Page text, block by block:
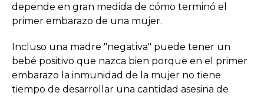
depende en gran medida de cómo terminó el
primer embarazo de una mujer.
Incluso una madre "negativa" puede tener un
bebé positivo que nazca bien porque en el primer
embarazo la inmunidad de la mujer no tiene
tiempo de desarrollar una cantidad asesina de